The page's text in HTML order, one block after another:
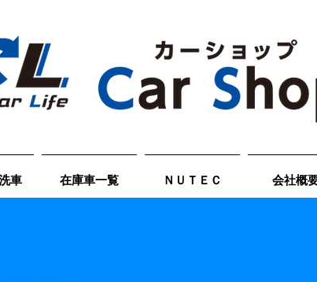
車 在庫車一覧 ＮＵＴＥＣ 会社概